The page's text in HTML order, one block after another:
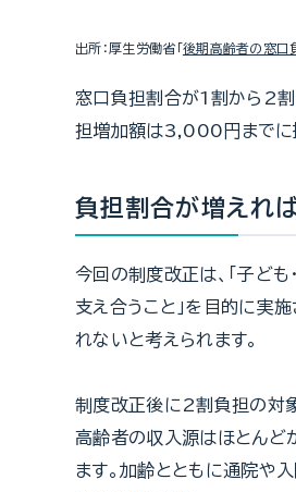
出所：厚生労働省「後期高齢者の窓口
窓口負担割合が1割から2割
担増加額は3,000円までに
負担割合が増えれ
今回の制度改正は、「子ども
支え合うこと」を目的に実
れないと考えられます。
制度改正後に2割負担の対
高齢者の収入源はほとんど
ます。加齢とともに通院や